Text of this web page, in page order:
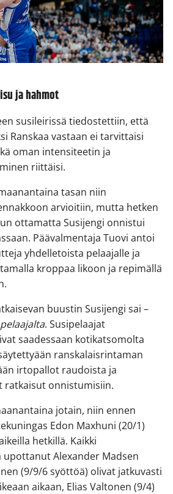
ja hahmot
susileirissä tiedostettiin, että
Ranskaa vastaan ei tarvittaisi
oman intensiteetin ja
riittäisi.
tasan niin
arvioitiin, mutta hetken
ottamatta Susijengi onnistui
Päävalmentaja Tuovi antoi
yhdelletoista pelaajalle ja
kroppaa likoon ja repimällä
buustin Susijengi sai –
. Susipelaajat
saadessaan kotikatsomolta
ranskalaisrintaman
irtopallot raudoista ja
ratkaisut onnistumisiin.
jotain, niin ennen
Edon Maxhuni (20/1)
hetkillä. Kaikki
Alexander Madsen
(9/9/6 syöttöä) olivat jatkuvasti
aikaan, Elias Valtonen (9/4)